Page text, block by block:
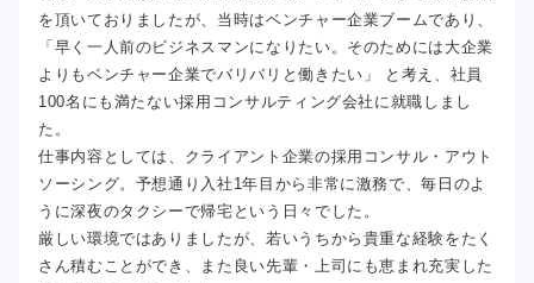
を頂いておりましたが、当時はベンチャー企業ブームであり、
「早く一人前のビジネスマンになりたい。そのためには大企業
よりもベンチャー企業でバリバリと働きたい」 と考え、社員
100名にも満たない採用コンサルティング会社に就職しまし
た。
仕事内容としては、クライアント企業の採用コンサル・アウト
ソーシング。予想通り入社1年目から非常に激務で、毎日のよ
うに深夜のタクシーで帰宅という日々でした。
厳しい環境ではありましたが、若いうちから貴重な経験をたく
さん積むことができ、また良い先輩・上司にも恵まれ充実した